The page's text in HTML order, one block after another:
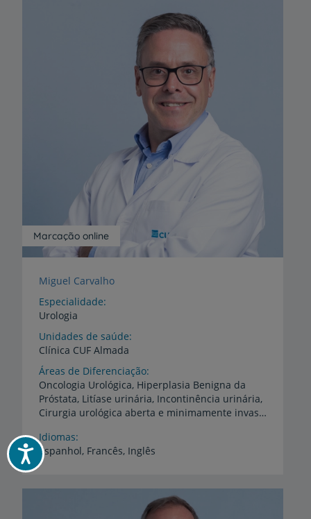
Acessibilidade
Marcação online
Miguel Carvalho
Especialidade
Urologia
Unidades de saúde
Clínica CUF Almada
Áreas de Diferenciação
Oncologia Urológica, Hiperplasia Benigna da
Próstata, Litíase urinária, Incontinência urinária,
Cirurgia urológica aberta e minimamente invasiva, Transplante renal, Técnicas de diagnóstico em Urologia: biópsia prostática, uretrocistoscopia, ecografia do aparelho urinário
Idiomas
Espanhol, Francês, Inglês